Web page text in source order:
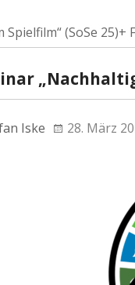
(SoSe 25)+
Iske 28. März